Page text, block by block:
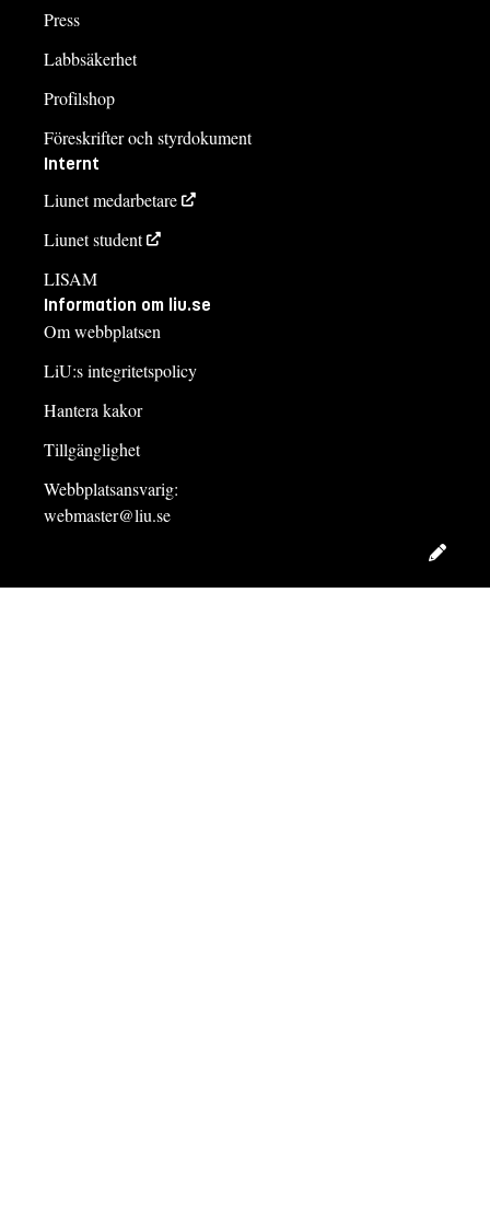
Press
Labbsäkerhet
Profilshop
Föreskrifter och styrdokument
Internt
Liunet medarbetare
Liunet student
LISAM
Information om liu.se
Om webbplatsen
LiU:s integritetspolicy
Hantera kakor
Tillgänglighet
Webbplatsansvarig:
webmaster@liu.se